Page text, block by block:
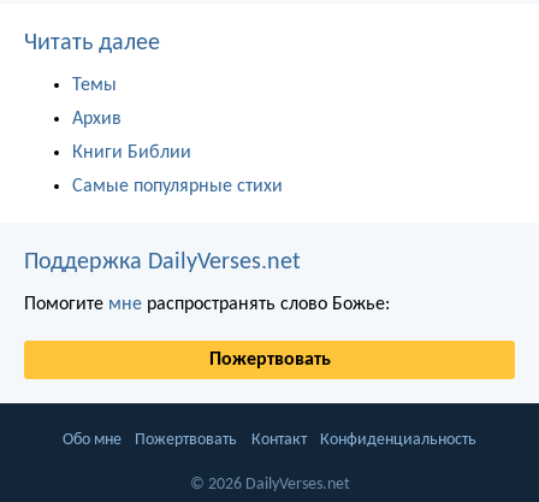
Читать далее
Темы
Архив
Книги Библии
Самые популярные стихи
Поддержка DailyVerses.net
Помогите мне распространять слово Божье:
Пожертвовать
Обо мне Пожертвовать Контакт Конфиденциальность
© 2026 DailyVerses.net